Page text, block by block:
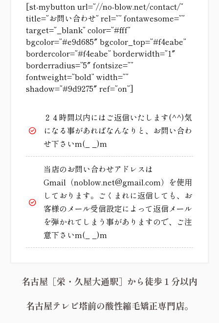
[st-mybutton url=”//no-blow.net/contact/”
title=”お問い合わせ” rel=”” fontawesome=””
target=”_blank” color=”#fff”
bgcolor=”#e9d685″ bgcolor_top=”#f4eabe”
bordercolor=”#f4eabe” borderwidth=”1″
borderradius=”5″ fontsize=””
fontweight=”bold” width=””
shadow=”#9d9275″ ref=”on”]
２４時間以内にはご返信いたします(^^)気
になる事があればなんなりと、お問い合わ
せ下さいm(_ _)m
当店のお問い合わせアドレスは
Gmail（noblow.net@gmail.com）を使用
しております。ごくまれに返信しても、お
客様のメール受信設定によって返信メール
を弾かれてしまう事がありますので、ご注
意下さいm(_ _)m
名古屋［栄・久屋大通駅］から徒歩１分以内
名古屋テレビ塔前の酸性縮毛矯正専門店。